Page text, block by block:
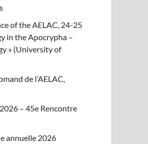
of the AELAC, 24-25
in the Apocrypha –
» (University of
de l’AELAC,
– 45e Rencontre
annuelle 2026